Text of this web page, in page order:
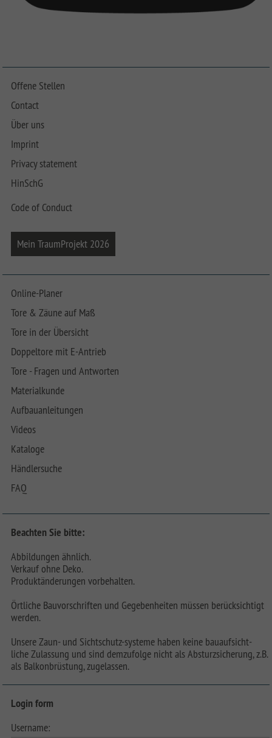
Offene Stellen
Contact
Über uns
Imprint
Privacy statement
HinSchG
Code of Conduct
Mein TraumProjekt 2026
Online-Planer
Tore & Zäune auf Maß
Tore in der Übersicht
Doppeltore mit E-Antrieb
Tore - Fragen und Antworten
Materialkunde
Aufbauanleitungen
Videos
Kataloge
Händlersuche
FAQ
Beachten Sie bitte:
Abbildungen ähnlich.
Verkauf ohne Deko.
Produktänderungen vorbehalten.
Örtliche Bauvorschriften und Gegebenheiten müssen berücksichtigt
werden.
Unsere Zaun- und Sichtschutz-systeme haben keine bauaufsicht-
liche Zulassung und sind demzufolge nicht als Absturzsicherung, z.B.
als Balkonbrüstung, zugelassen.
Login form
Username: